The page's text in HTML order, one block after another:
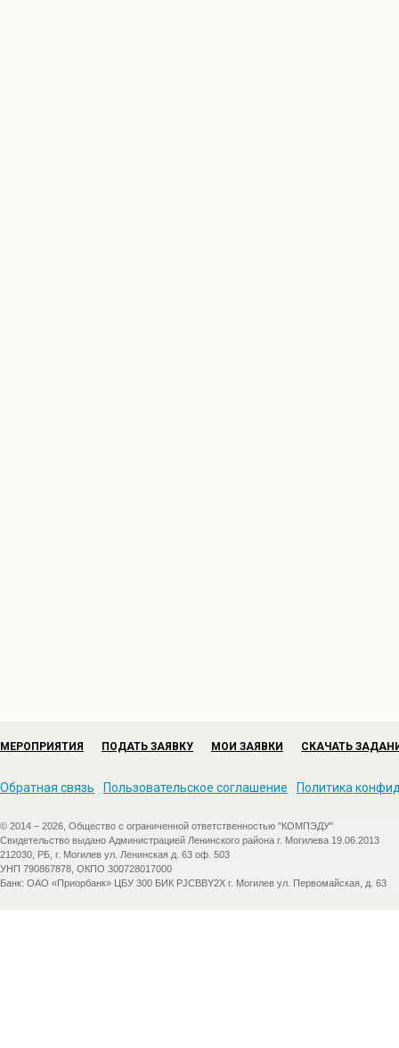
МЕРОПРИЯТИЯ ПОДАТЬ ЗАЯВКУ МОИ ЗАЯВКИ СКАЧАТЬ
Обратная связь Пользовательское соглашение Политика
© 2014 – 2026, Общество с ограниченной ответственностью "КОМПЭДУ"
Свидетельство выдано Администрацией Ленинского района г. Могилева 19.06.2013
212030, РБ, г. Могилев ул. Ленинская д. 63 оф. 503
УНП 790867878, ОКПО 300728017000
Банк: ОАО «Приорбанк» ЦБУ 300 БИК PJCBBY2X г. Могилев ул. Первомайская, д. 63